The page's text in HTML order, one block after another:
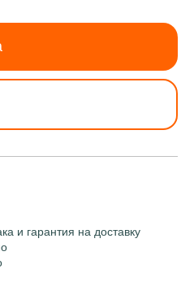
и гарантия на доставку